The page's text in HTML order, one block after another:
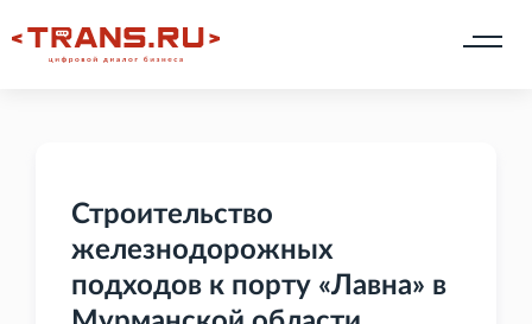
Строительство
железнодорожных
подходов к порту «Лавна» в